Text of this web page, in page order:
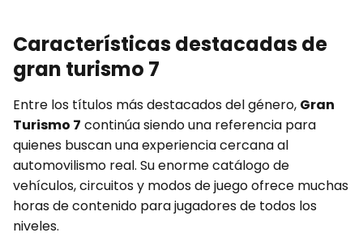
Características destacadas de
gran turismo 7
Entre los títulos más destacados del género, Gran
Turismo 7 continúa siendo una referencia para
quienes buscan una experiencia cercana al
automovilismo real. Su enorme catálogo de
vehículos, circuitos y modos de juego ofrece muchas
horas de contenido para jugadores de todos los
niveles.